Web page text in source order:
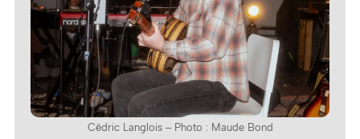
Cédric Langlois – Photo : Maude Bond